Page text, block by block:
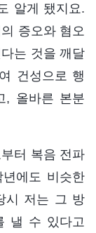
알게 됐지요.
증오와 혐오
는 것을 깨달
건성으로 행
, 올바른 본분
터 복음 전파
에도 비슷한
시 저는 그 방
낼 수 있다고